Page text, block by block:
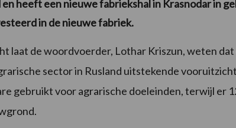
en heeft een nieuwe fabriekshal in Krasnodar in
in de nieuwe fabriek.
laat de woordvoerder, Lothar Kriszun, weten
sector in Rusland uitstekende
gebruikt voor agrarische doeleinden, terwijl er